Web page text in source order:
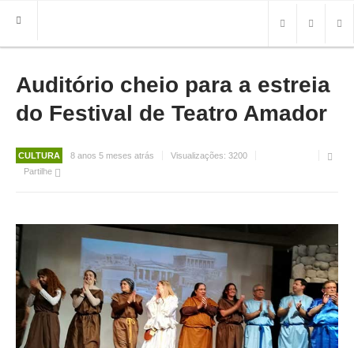
HOME
FREGUESIA
INFO
HISTÓRIA
CONTACTOS ÚTEIS
IMPRENSA
BRASÃO
FOTOS
Auditório cheio para a estreia
do Festival de Teatro Amador
CULTURA 8 anos 5 meses atrás Visualizações: 3200
Partilhe